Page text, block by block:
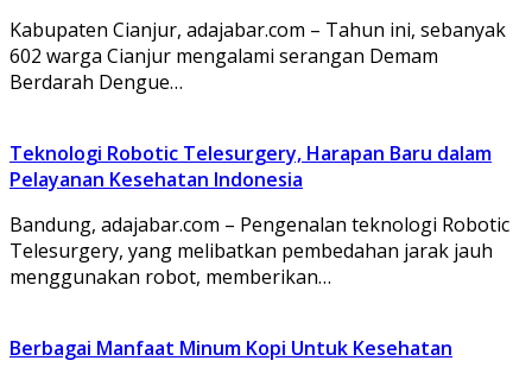
Kabupaten Cianjur, adajabar.com – Tahun ini, sebanyak
602 warga Cianjur mengalami serangan Demam
Berdarah Dengue…
Teknologi Robotic Telesurgery, Harapan Baru dalam
Pelayanan Kesehatan Indonesia
Bandung, adajabar.com – Pengenalan teknologi Robotic
Telesurgery, yang melibatkan pembedahan jarak jauh
menggunakan robot, memberikan…
Berbagai Manfaat Minum Kopi Untuk Kesehatan